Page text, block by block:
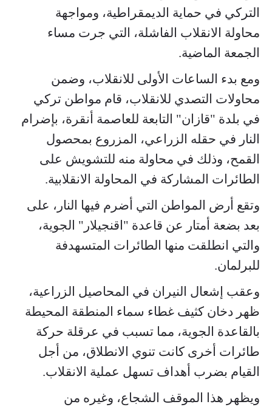
التركي في حماية الديمقراطية، ومواجهة
محاولة الانقلاب الفاشلة، التي جرت مساء
الجمعة الماضية.
ومع بدء الساعات الأولى للانقلاب، وضمن
محاولات التصدي للانقلاب، قام مواطن تركي
في بلدة "قازان" التابعة للعاصمة أنقرة، بإضرام
النار في حقله الزراعي، المزروع بمحصول
القمح، وذلك في محاولة منه للتشويش على
الطائرات المشاركة في المحاولة الانقلابية.
وتقع أرض المواطن التي أضرم فيها النار، على
بعد بضعة أمتار عن قاعدة "اقنجيلار" الجوية،
والتي انطلقت منها الطائرات المتسهدفة
للبرلمان.
وعقب إشعال النيران في المحاصيل الزراعية،
ظهر دخان كثيف غطاء سماء المنطقة المحيطة
بالقاعدة الجوية، مما تسبب في عرقلة حركة
طائرات أخرى كانت تنوي الانطلاق، من أجل
القيام بضرب أهداف تسهل عملية الانقلاب.
ويظهر هذا الموقف الشجاع، وغيره من